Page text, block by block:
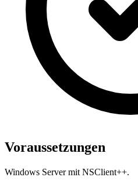
Voraussetzungen
Windows Server mit NSClient++.